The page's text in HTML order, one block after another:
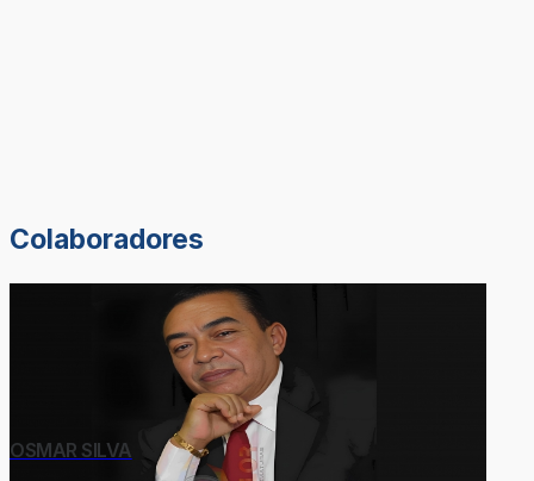
Colaboradores
OSMAR SILVA